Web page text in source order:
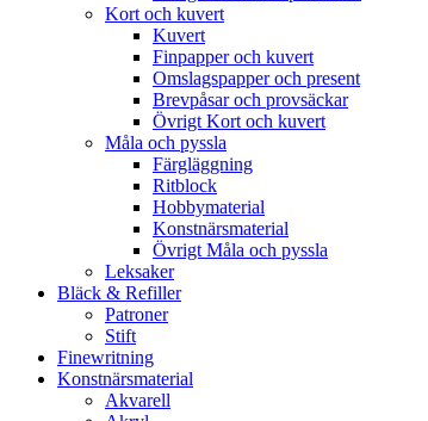
Kort och kuvert
Kuvert
Finpapper och kuvert
Omslagspapper och present
Brevpåsar och provsäckar
Övrigt Kort och kuvert
Måla och pyssla
Färgläggning
Ritblock
Hobbymaterial
Konstnärsmaterial
Övrigt Måla och pyssla
Leksaker
Bläck & Refiller
Patroner
Stift
Finewritning
Konstnärsmaterial
Akvarell